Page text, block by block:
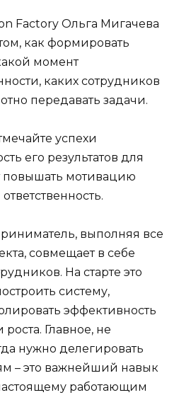
Factory Ольга Мигачева
как формировать
момент
каких сотрудников
передавать задачи.
успехи
его результатов для
повышать мотивацию
выполняя все
совмещает в себе
На старте это
систему,
эффективность
Главное, не
нужно делегировать
– это важнейший навык
работающим